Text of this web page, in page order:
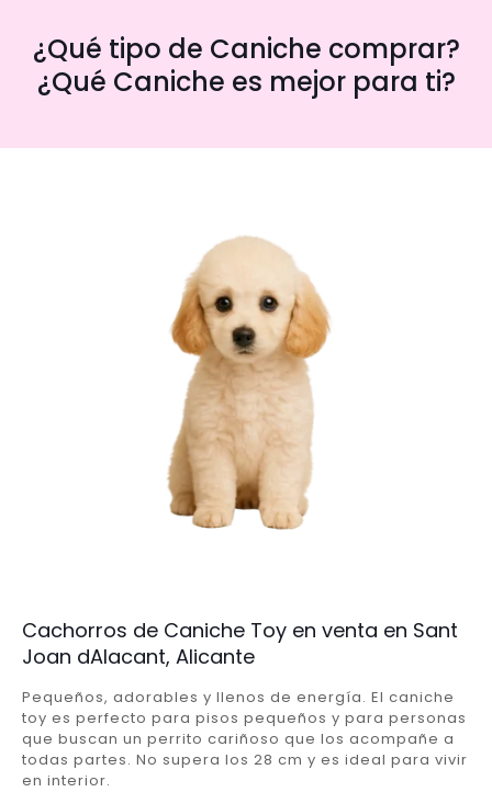
¿Qué tipo de Caniche comprar?
¿Qué Caniche es mejor para ti?
Cachorros de Caniche Toy en venta en Sant
Joan dAlacant, Alicante
Pequeños, adorables y llenos de energía. El caniche
toy es perfecto para pisos pequeños y para personas
que buscan un perrito cariñoso que los acompañe a
todas partes. No supera los 28 cm y es ideal para vivir
en interior.